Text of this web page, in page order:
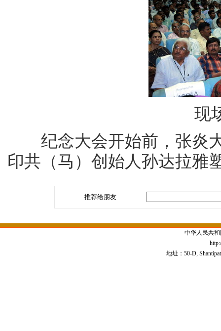
现
纪念大会开始前，张炎大
印共（马）创始人孙达拉雅
推荐给朋友
中华人民共
地址：50-D,